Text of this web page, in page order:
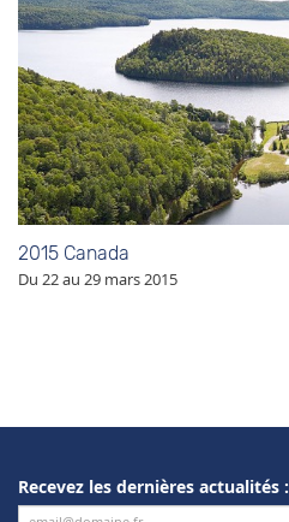
2015 Canada
Du 22 au 29 mars 2015
Recevez les dernières actualités :